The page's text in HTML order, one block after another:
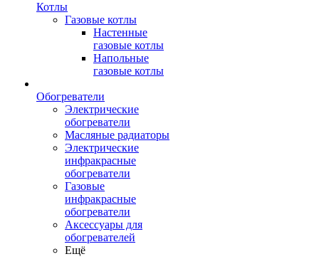
Котлы
Газовые котлы
Настенные
газовые котлы
Напольные
газовые котлы
Обогреватели
Электрические
обогреватели
Масляные радиаторы
Электрические
инфракрасные
обогреватели
Газовые
инфракрасные
обогреватели
Аксессуары для
обогревателей
Ещё